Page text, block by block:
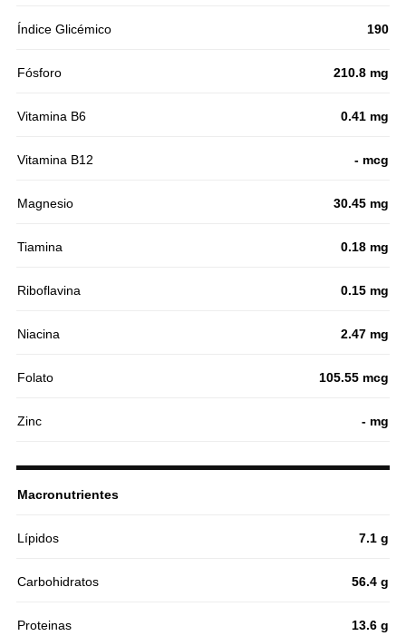
Índice Glicémico 190
Fósforo 210.8 mg
Vitamina B6 0.41 mg
Vitamina B12 - mcg
Magnesio 30.45 mg
Tiamina 0.18 mg
Riboflavina 0.15 mg
Niacina 2.47 mg
Folato 105.55 mcg
Zinc - mg
Macronutrientes
Lípidos 7.1 g
Carbohidratos 56.4 g
Proteinas 13.6 g